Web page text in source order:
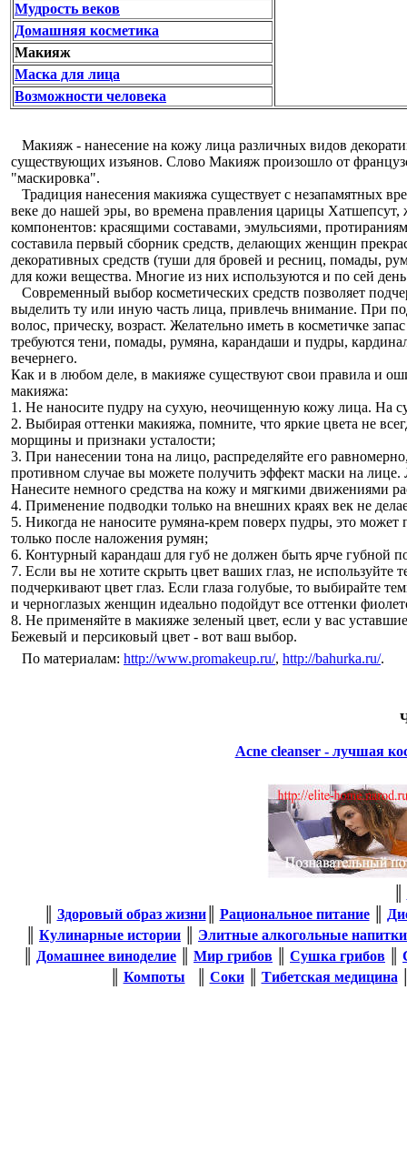
Мудрость веков
Домашняя косметика
Макияж
Маска для лица
Возможности человека
Макияж - нанесение на кожу лица различных видов
существующих изъянов. Слово Макияж произошло от
"маскировка".
Традиция нанесения макияжа существует с незапамятных
веке до нашей эры, во времена правления царицы
компонентов: красящими составами, эмульсиями,
составила первый сборник средств, делающих женщин
декоративных средств (туши для бровей и ресниц, помады,
для кожи вещества. Многие из них используются и по сей
Современный выбор косметических средств позволяет
выделить ту или иную часть лица, привлечь внимание. При
волос, прическу, возраст. Желательно иметь в косметичке
требуются тени, помады, румяна, карандаши и пудры,
вечернего.
Как и в любом деле, в макияже существуют свои правила и
макияжа:
1. Не наносите пудру на сухую, неочищенную кожу лица. На
2. Выбирая оттенки макияжа, помните, что яркие цвета не
морщины и признаки усталости;
3. При нанесении тона на лицо, распределяйте его
противном случае вы можете получить эффект маски на
Нанесите немного средства на кожу и мягкими движениями
4. Применение подводки только на внешних краях век не
5. Никогда не наносите румяна-крем поверх пудры, это
только после наложения румян;
6. Контурный карандаш для губ не должен быть ярче губной
7. Если вы не хотите скрыть цвет ваших глаз, не используйте
подчеркивают цвет глаз. Если глаза голубые, то выбирайте
и черноглазых женщин идеально подойдут все оттенки
8. Не применяйте в макияже зеленый цвет, если у вас
Бежевый и персиковый цвет - вот ваш выбор.
По материалам: http://www.promakeup.ru/, http://bahurka.ru/.
Acne cleanser - лучшая
Здоровый образ жизни║ Рациональное питание║
Кулинарные истории
Элитные алкогольные напитки
Домашнее виноделие Мир грибов Сушка грибов
Компоты Соки║ Тибетская медицина